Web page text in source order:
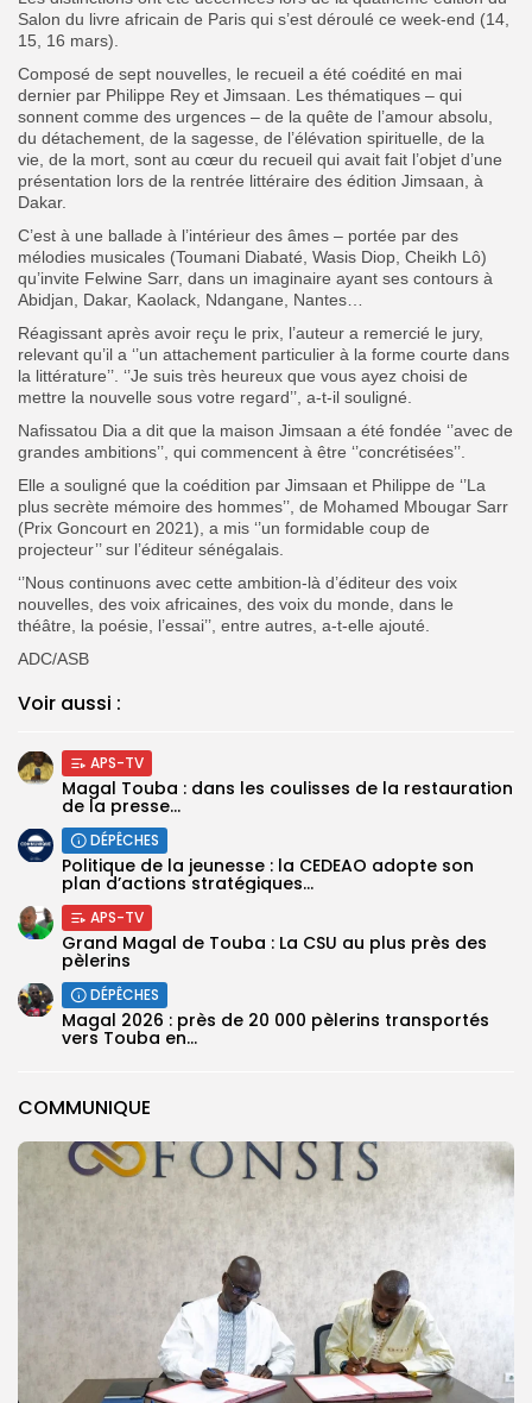
COMMUNIQUE
Salon du livre africain de Paris qui s’est déroulé ce week-end (14,
15, 16 mars).
Composé de sept nouvelles, le recueil a été coédité en mai
dernier par Philippe Rey et Jimsaan. Les thématiques – qui
sonnent comme des urgences – de la quête de l’amour absolu,
du détachement, de la sagesse, de l’élévation spirituelle, de la
vie, de la mort, sont au cœur du recueil qui avait fait l’objet d’une
présentation lors de la rentrée littéraire des édition Jimsaan, à
Dakar.
C’est à une ballade à l’intérieur des âmes – portée par des
mélodies musicales (Toumani Diabaté, Wasis Diop, Cheikh Lô)
qu’invite Felwine Sarr, dans un imaginaire ayant ses contours à
Abidjan, Dakar, Kaolack, Ndangane, Nantes…
Réagissant après avoir reçu le prix, l’auteur a remercié le jury,
relevant qu’il a ‘’un attachement particulier à la forme courte dans
la littérature’’. ‘’Je suis très heureux que vous ayez choisi de
mettre la nouvelle sous votre regard’’, a-t-il souligné.
Nafissatou Dia a dit que la maison Jimsaan a été fondée ‘’avec de
grandes ambitions’’, qui commencent à être ‘’concrétisées’’.
Elle a souligné que la coédition par Jimsaan et Philippe de ‘’La
plus secrète mémoire des hommes’’, de Mohamed Mbougar Sarr
(Prix Goncourt en 2021), a mis ‘’un formidable coup de
projecteur’’ sur l’éditeur sénégalais.
‘’Nous continuons avec cette ambition-là d’éditeur des voix
nouvelles, des voix africaines, des voix du monde, dans le
théâtre, la poésie, l’essai’’, entre autres, a-t-elle ajouté.
ADC/ASB
Voir aussi :
APS-TV
Magal Touba : dans les coulisses de la restauration
de la presse...
DÉPÊCHES
Politique de la jeunesse : la CEDEAO adopte son
plan d’actions stratégiques...
APS-TV
Grand Magal de Touba : La CSU au plus près des
pèlerins
DÉPÊCHES
Magal 2026 : près de 20 000 pèlerins transportés
vers Touba en...